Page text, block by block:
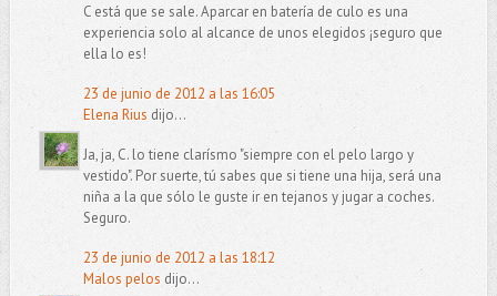
C está que se sale. Aparcar en batería de culo es una
experiencia solo al alcance de unos elegidos ¡seguro que
ella lo es!
23 de junio de 2012 a las 16:05
Elena Rius dijo...
Ja, ja, C. lo tiene clarísmo "siempre con el pelo largo y
vestido". Por suerte, tú sabes que si tiene una hija, será una
niña a la que sólo le guste ir en tejanos y jugar a coches.
Seguro.
23 de junio de 2012 a las 18:12
Malos pelos dijo...